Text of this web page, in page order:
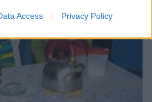
Access Privacy Policy